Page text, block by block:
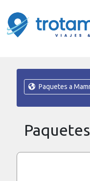
Paquetes a